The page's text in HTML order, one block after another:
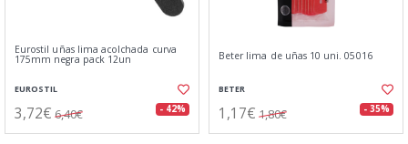
Eurostil uñas lima acolchada curva
175mm negra pack 12un
EUROSTIL
3,72€ 6,40€ - 42%
Beter lima de uñas 10 uni. 05016
BETER
1,17€ 1,80€ - 35%